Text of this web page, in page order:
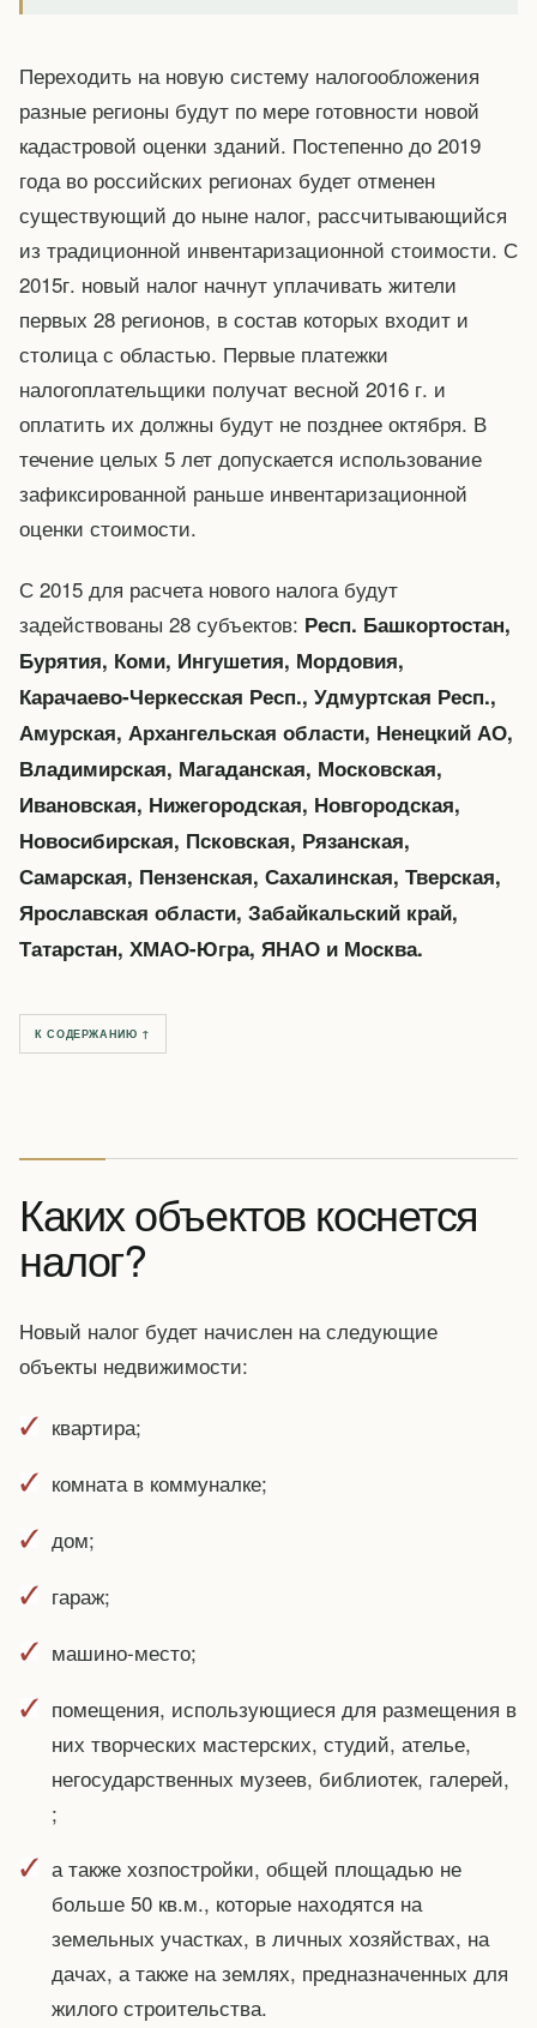
Переходить на новую систему налогообложения
разные регионы будут по мере готовности новой
кадастровой оценки зданий. Постепенно до 2019
года во российских регионах будет отменен
существующий до ныне налог, рассчитывающийся
из традиционной инвентаризационной стоимости. С
2015г. новый налог начнут уплачивать жители
первых 28 регионов, в состав которых входит и
столица с областью. Первые платежки
налогоплательщики получат весной 2016 г. и
оплатить их должны будут не позднее октября. В
течение целых 5 лет допускается использование
зафиксированной раньше инвентаризационной
оценки стоимости.
С 2015 для расчета нового налога будут
задействованы 28 субъектов: Респ. Башкортостан,
Бурятия, Коми, Ингушетия, Мордовия,
Карачаево-Черкесская Респ., Удмуртская Респ.,
Амурская, Архангельская области, Ненецкий АО,
Владимирская, Магаданская, Московская,
Ивановская, Нижегородская, Новгородская,
Новосибирская, Псковская, Рязанская,
Самарская, Пензенская, Сахалинская, Тверская,
Ярославская области, Забайкальский край,
Татарстан, ХМАО-Югра, ЯНАО и Москва.
К СОДЕРЖАНИЮ ↑
Каких объектов коснется
налог?
Новый налог будет начислен на следующие
объекты недвижимости:
квартира;
комната в коммуналке;
дом;
гараж;
машино-место;
помещения, использующиеся для размещения в
них творческих мастерских, студий, ателье,
негосударственных музеев, библиотек, галерей,
;
а также хозпостройки, общей площадью не
больше 50 кв.м., которые находятся на
земельных участках, в личных хозяйствах, на
дачах, а также на землях, предназначенных для
жилого строительства.